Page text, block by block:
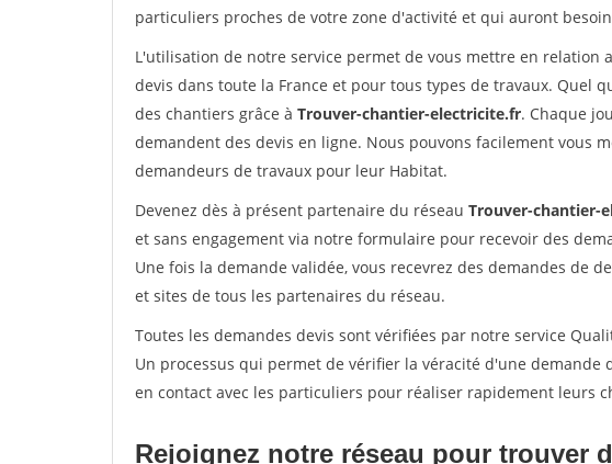
particuliers proches de votre zone d'activité et qui auront
L'utilisation de notre service permet de vous mettre en relation
devis dans toute la France et pour tous types de travaux. Quel
des chantiers grâce à Trouver-chantier-electricite.fr. Chaque
demandent des devis en ligne. Nous pouvons facilement vous
demandeurs de travaux pour leur Habitat.
Devenez dès à présent partenaire du réseau Trouver-chantier-
et sans engagement via notre formulaire pour recevoir des
Une fois la demande validée, vous recevrez des demandes de
et sites de tous les partenaires du réseau.
Toutes les demandes devis sont vérifiées par notre service
Un processus qui permet de vérifier la véracité d'une demande
en contact avec les particuliers pour réaliser rapidement leurs
Rejoignez notre réseau pour trouver